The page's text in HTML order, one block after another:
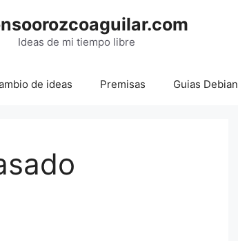
Ideas de mi tiempo libre
de ideas Premisas Guias Debian